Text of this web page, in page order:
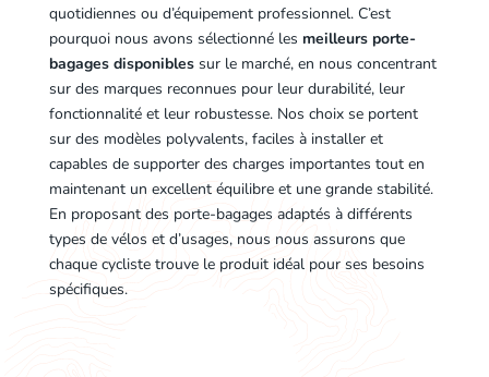
quotidiennes ou d’équipement professionnel. C’est
pourquoi nous avons sélectionné les meilleurs porte-
bagages disponiblessur le marché, en nous concentrant
sur des marques reconnues pour leur durabilité, leur
fonctionnalité et leur robustesse. Nos choix se portent
sur des modèles polyvalents, faciles à installer et
capables de supporter des charges importantes tout en
maintenant un excellent équilibre et une grande stabilité.
En proposant des porte-bagages adaptés à différents
types de vélos et d’usages, nous nous assurons que
chaque cycliste trouve le produit idéal pour ses besoins
spécifiques.